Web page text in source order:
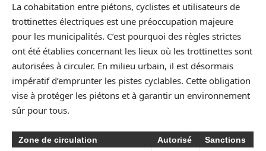
La cohabitation entre piétons, cyclistes et utilisateurs de
trottinettes électriques est une préoccupation majeure
pour les municipalités. C’est pourquoi des règles strictes
ont été établies concernant les lieux où les trottinettes sont
autorisées à circuler. En milieu urbain, il est désormais
impératif d’emprunter les pistes cyclables. Cette obligation
vise à protéger les piétons et à garantir un environnement
sûr pour tous.
Zone de circulation Autorisé Sanctions